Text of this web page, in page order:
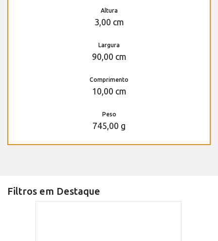
Altura
3,00 cm
Largura
90,00 cm
Comprimento
10,00 cm
Peso
745,00 g
Filtros em Destaque